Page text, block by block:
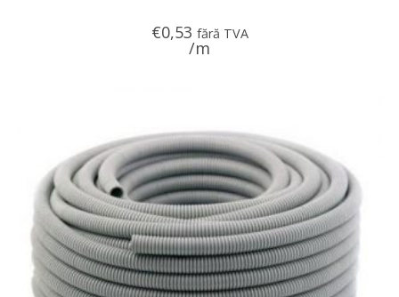
€0,53 fără TVA
/m